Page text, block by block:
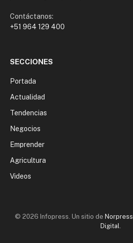
Contáctanos:
+51 964 129 400
SECCIONES
Portada
Actualidad
Tendencias
Negocios
Emprender
Agricultura
Videos
© 2026 Infopress. Un sitio de Norpress
Digital